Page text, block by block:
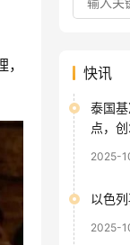
快讯
泰国
点，
2025-
以色
2025-